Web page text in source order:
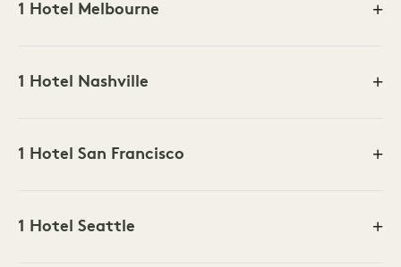
1 Hotel Melbourne
1 Hotel Nashville
1 Hotel San Francisco
1 Hotel Seattle